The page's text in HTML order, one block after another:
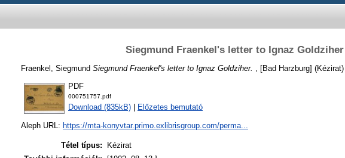
Siegmund Fraenkel's letter to Ignaz Goldziher
Fraenkel, Siegmund Siegmund Fraenkel's letter to Ignaz Goldziher. , [Bad Harzburg] (Kézirat)
PDF
000751757.pdf
Download (835kB) Előzetes bemutató
Aleph URL: https://mta-konyvtar.primo.exlibrisgroup.com/perma...
Tétel típus:
Kézirat